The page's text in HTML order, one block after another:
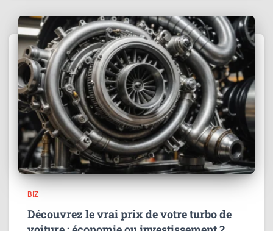
BIZ
Découvrez le vrai prix de votre turbo de